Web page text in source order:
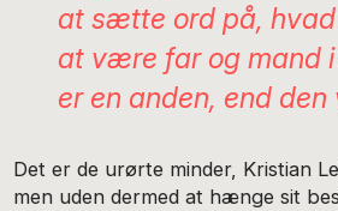
at sætte ord på,
at være far og mand
er en anden, end
Det er de urørte minder, Kristian
men uden dermed at hænge sit